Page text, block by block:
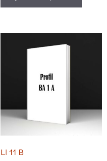
LI 11 B